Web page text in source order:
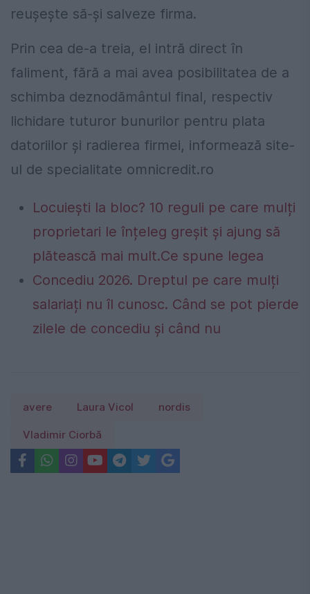
reușește să-și salveze firma.
Prin cea de-a treia, el intră direct în
faliment, fără a mai avea posibilitatea de a
schimba deznodământul final, respectiv
lichidare tuturor bunurilor pentru plata
datoriilor și radierea firmei, informează site-
ul de specialitate omnicredit.ro
Locuiești la bloc? 10 reguli pe care mulți
proprietari le înțeleg greșit și ajung să
plătească mai mult.Ce spune legea
Concediu 2026. Dreptul pe care mulți
salariați nu îl cunosc. Când se pot pierde
zilele de concediu și când nu
avere Laura Vicol nordis
Vladimir Ciorbă